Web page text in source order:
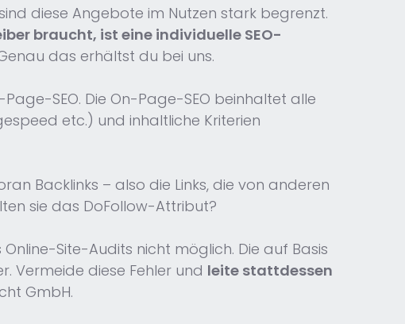
diese Angebote im Nutzen stark begrenzt.
braucht, ist eine individuelle SEO-
das erhältst du bei uns.
SEO. Die On-Page-SEO beinhaltet alle
etc.) und inhaltliche Kriterien
Backlinks – also die Links, die von anderen
sie das DoFollow-Attribut?
Site-Audits nicht möglich. Die auf Basis
Vermeide diese Fehler und leite stattdessen
GmbH.